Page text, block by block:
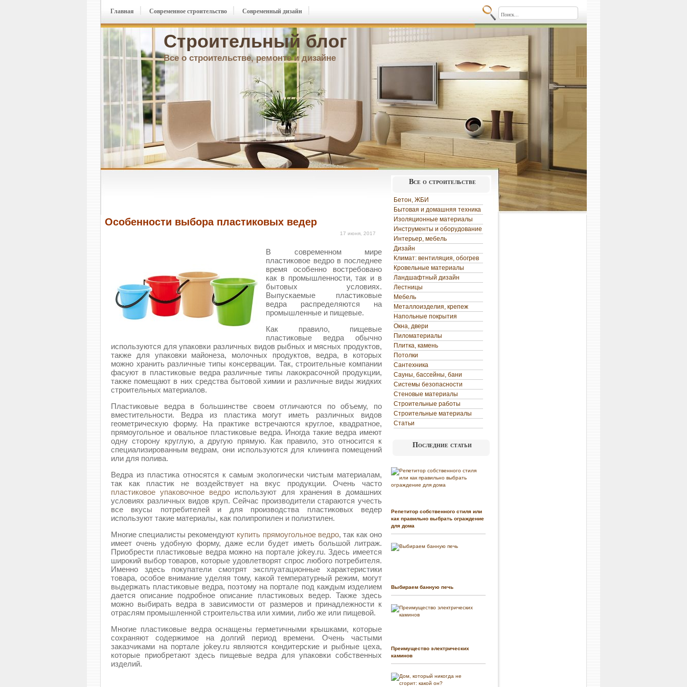
Строительный блог
Все о строительстве, ремонте и дизайне
Главная Современное строительство Современный дизайн
Особенности выбора пластиковых ведер
17 июня, 2017
В современном мире
пластиковое ведро в последнее
время особенно востребовано
как в промышленности, так и в
бытовых условиях.
Выпускаемые пластиковые
ведра распределяются на
промышленные и пищевые.
Как правило, пищевые
пластиковые ведра обычно
используются для упаковки различных видов рыбных и мясных продуктов,
также для упаковки майонеза, молочных продуктов, ведра, в которых
можно хранить различные типы консервации. Так, строительные компании
фасуют в пластиковые ведра различные типы лакокрасочной продукции,
также помещают в них средства бытовой химии и различные виды жидких
строительных материалов.
Пластиковые ведра в большинстве своем отличаются по объему, по
вместительности. Ведра из пластика могут иметь различных видов
геометрическую форму. На практике встречаются круглое, квадратное,
прямоугольное и овальное пластиковые ведра. Иногда такие ведра имеют
одну сторону круглую, а другую прямую. Как правило, это относится к
специализированным ведрам, они используются для клининга помещений
или для полива.
Ведра из пластика относятся к самым экологически чистым материалам,
так как пластик не воздействует на вкус продукции. Очень часто
пластиковое упаковочное ведро используют для хранения в домашних
условиях различных видов круп. Сейчас производители стараются учесть
все вкусы потребителей и для производства пластиковых ведер
используют такие материалы, как полипропилен и полиэтилен.
Многие специалисты рекомендуют купить прямоугольное ведро, так как оно
имеет очень удобную форму, даже если будет иметь большой литраж.
Приобрести пластиковые ведра можно на портале jokey.ru. Здесь имеется
широкий выбор товаров, которые удовлетворят спрос любого потребителя.
Именно здесь покупатели смотрят эксплуатационные характеристики
товара, особое внимание уделяя тому, какой температурный режим, могут
выдержать пластиковые ведра, поэтому на портале под каждым изделием
дается описание подробное описание пластиковых ведер. Также здесь
можно выбирать ведра в зависимости от размеров и принадлежности к
отраслям промышленной строительства или химии, либо же или пищевой.
Многие пластиковые ведра оснащены герметичными крышками, которые
сохраняют содержимое на долгий период времени. Очень частыми
заказчиками на портале jokey.ru являются кондитерские и рыбные цеха,
которые приобретают здесь пищевые ведра для упаковки собственных
изделий.
Все о строительстве
Бетон, ЖБИ
Бытовая и домашняя техника
Изоляционные материалы
Инструменты и оборудование
Интерьер, мебель
Дизайн
Климат: вентиляция, обогрев
Кровельные материалы
Ландшафтный дизайн
Лестницы
Мебель
Металлоизделия, крепеж
Напольные покрытия
Окна, двери
Пиломатериалы
Плитка, камень
Потолки
Сантехника
Сауны, бассейны, бани
Системы безопасности
Стеновые материалы
Строительные работы
Строительные материалы
Статьи
Последние статьи
Репетитор собственного стиля или
как правильно выбрать ограждение
для дома
Выбираем банную печь
Преимущество электрических
каминов